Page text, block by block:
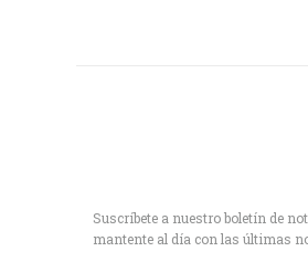
Suscríbete a nuestro boletín de
mantente al día con las últimas